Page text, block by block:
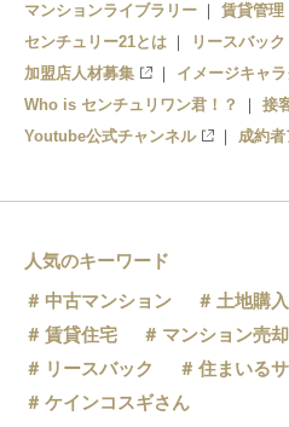
マンションライブラリー
賃貸管理
センチュリー21とは
リースバック
加盟店人材募集
イメージキャ
Who is センチュリワン君！？
接
Youtube公式チャンネル
成約者
人気のキーワード
中古マンション
土地購入
賃貸住宅
マンション売
リースバック
住まいる
ケインコスギさん